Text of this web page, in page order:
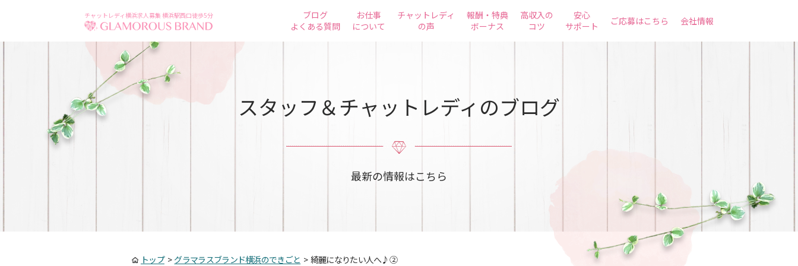
チャットレディ横浜求人募集 横浜駅西口徒歩5分
ブログ
よくある質問
お仕事
について
チャットレディ
の声
報酬・特典
ボーナス
高収入の
コツ
安心
サポート
ご応募はこちら 会社情報
スタッフ＆チャットレディのブログ
最新の情報はこちら
トップ> グラマラスブランド横浜のできごと > 綺麗になりたい人へ♪②